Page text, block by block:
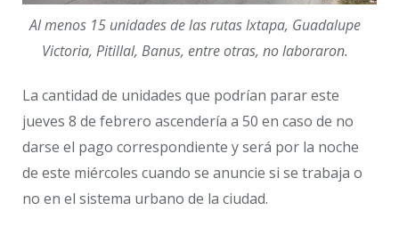
Al menos 15 unidades de las rutas Ixtapa, Guadalupe
Victoria, Pitillal, Banus, entre otras, no laboraron.
La cantidad de unidades que podrían parar este
jueves 8 de febrero ascendería a 50 en caso de no
darse el pago correspondiente y será por la noche
de este miércoles cuando se anuncie si se trabaja o
no en el sistema urbano de la ciudad.